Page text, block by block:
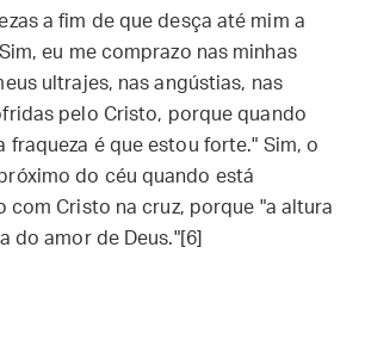
a fim de que desça até mim a
eu me comprazo nas minhas
ultrajes, nas angústias, nas
pelo Cristo, porque quando
fraqueza é que estou forte." Sim, o
do céu quando está
com Cristo na cruz, porque "a altura
do amor de Deus."[6]